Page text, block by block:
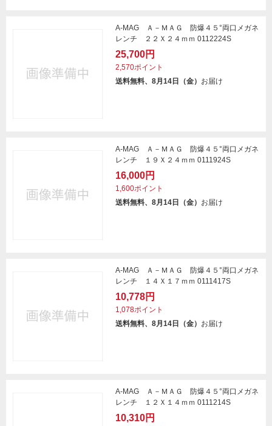
A-MAG Ａ－ＭＡＧ 防爆４５°両口メガネ
レンチ ２２Ｘ２４ｍｍ 0112224S
25,700円
2,570ポイント
送料無料、8月14日（金） お届け
A-MAG Ａ－ＭＡＧ 防爆４５°両口メガネ
レンチ １９Ｘ２４ｍｍ 0111924S
16,000円
1,600ポイント
送料無料、8月14日（金） お届け
A-MAG Ａ－ＭＡＧ 防爆４５°両口メガネ
レンチ １４Ｘ１７ｍｍ 0111417S
10,778円
1,078ポイント
送料無料、8月14日（金） お届け
A-MAG Ａ－ＭＡＧ 防爆４５°両口メガネ
レンチ １２Ｘ１４ｍｍ 0111214S
10,310円